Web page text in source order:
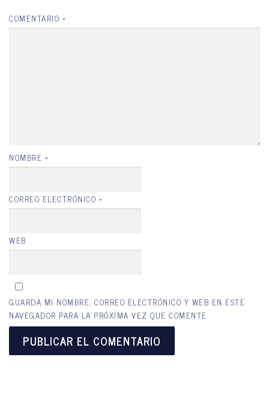
COMENTARIO *
NOMBRE *
CORREO ELECTRÓNICO *
WEB
GUARDA MI NOMBRE, CORREO ELECTRÓNICO Y WEB EN ESTE
NAVEGADOR PARA LA PRÓXIMA VEZ QUE COMENTE.